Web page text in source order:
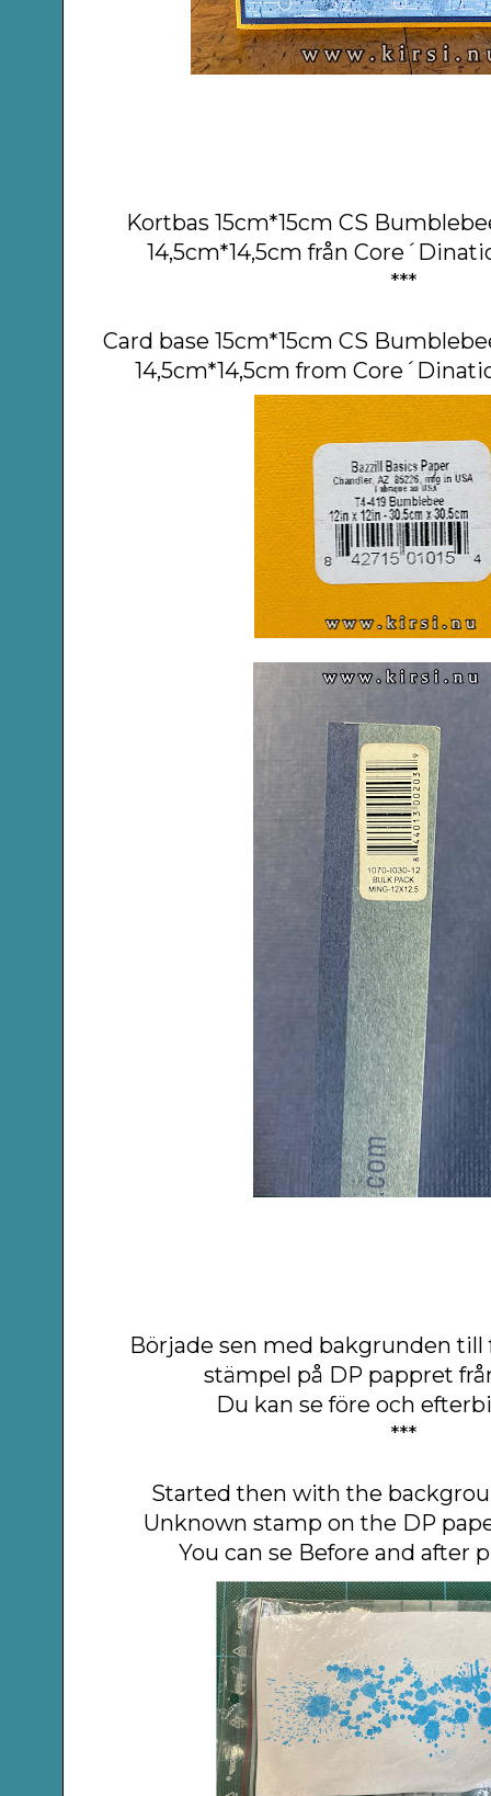
Kortbas 15cm*15cm CS
14,5cm*14,5cm från
***
Card base 15cm*15cm CS
14,5cm*14,5cm from
Började sen med bakgrunden till
stämpel på DP pappret
Du kan se före och
***
Started then with the
Unknown stamp on the DP
You can se Before and after